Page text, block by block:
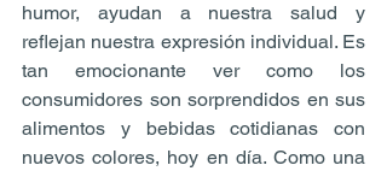
humor, ayudan a nuestra salud y
reflejan nuestra expresión individual. Es
tan emocionante ver como los
consumidores son sorprendidos en sus
alimentos y bebidas cotidianas con
nuevos colores, hoy en día. Como una